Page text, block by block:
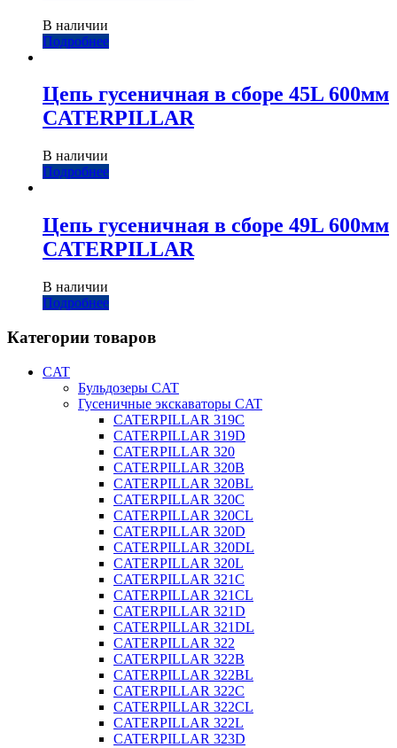
В наличии
Подробнее
Цепь гусеничная в сборе 45L 600мм
CATERPILLAR
В наличии
Подробнее
Цепь гусеничная в сборе 49L 600мм
CATERPILLAR
В наличии
Подробнее
Категории товаров
CAT
Бульдозеры CAT
Гусеничные экскаваторы CAT
CATERPILLAR 319C
CATERPILLAR 319D
CATERPILLAR 320
CATERPILLAR 320B
CATERPILLAR 320BL
CATERPILLAR 320C
CATERPILLAR 320CL
CATERPILLAR 320D
CATERPILLAR 320DL
CATERPILLAR 320L
CATERPILLAR 321C
CATERPILLAR 321CL
CATERPILLAR 321D
CATERPILLAR 321DL
CATERPILLAR 322
CATERPILLAR 322B
CATERPILLAR 322BL
CATERPILLAR 322C
CATERPILLAR 322CL
CATERPILLAR 322L
CATERPILLAR 323D